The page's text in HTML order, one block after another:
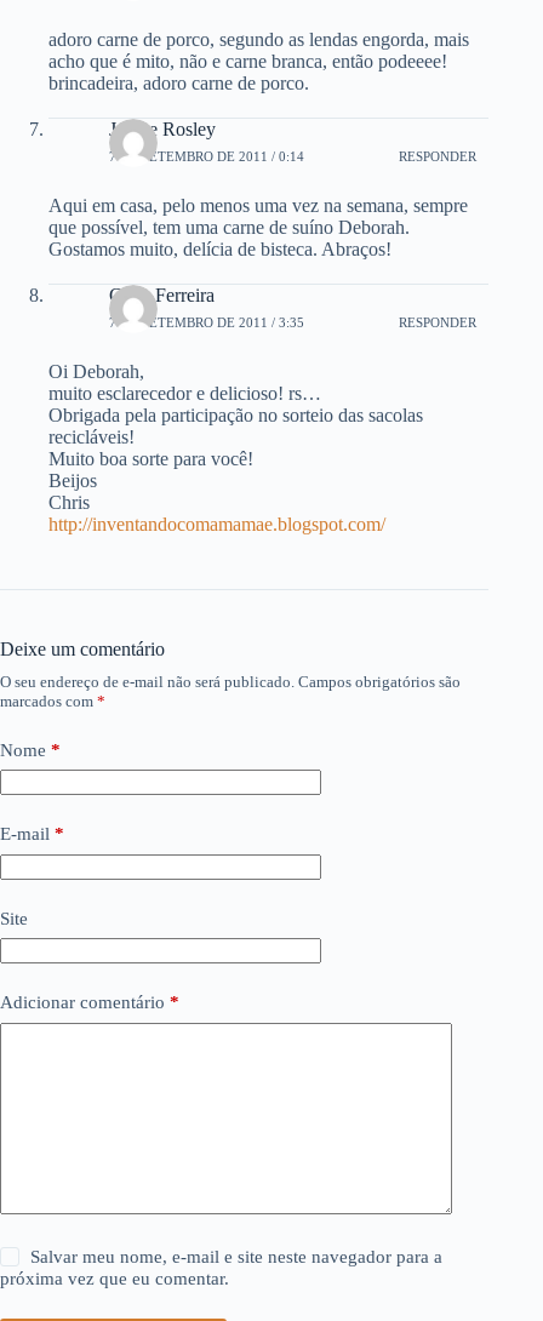
adoro carne de porco, segundo as lendas engorda, mais
acho que é mito, não e carne branca, então podeeee!
brincadeira, adoro carne de porco.
Jotta e Rosley
7 DE SETEMBRO DE 2011 / 0:14 RESPONDER
Aqui em casa, pelo menos uma vez na semana, sempre
que possível, tem uma carne de suíno Deborah.
Gostamos muito, delícia de bisteca. Abraços!
Chris Ferreira
7 DE SETEMBRO DE 2011 / 3:35 RESPONDER
Oi Deborah,
muito esclarecedor e delicioso! rs…
Obrigada pela participação no sorteio das sacolas
recicláveis!
Muito boa sorte para você!
Beijos
Chris
http://inventandocomamamae.blogspot.com/
Deixe um comentário
O seu endereço de e-mail não será publicado. Campos obrigatórios são
marcados com *
Nome *
E-mail *
Site
Adicionar comentário *
Salvar meu nome, e-mail e site neste navegador para a
próxima vez que eu comentar.